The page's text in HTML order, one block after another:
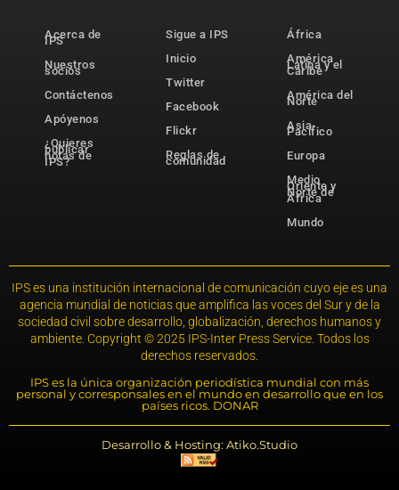
Acerca de
IPS
Nuestros
socios
Contáctenos
Apóyenos
¿Quieres
publicar
notas de
IPS?
Sigue a IPS
Inicio
Twitter
Facebook
Flickr
Reglas de
comunidad
África
América
Latina y el
Caribe
América del
Norte
Asia-
Pacífico
Europa
Medio
Oriente y
Norte de
África
Mundo
IPS es una institución internacional de comunicación cuyo eje es una
agencia mundial de noticias que amplifica las voces del Sur y de la
sociedad civil sobre desarrollo, globalización, derechos humanos y
ambiente. Copyright © 2025 IPS-Inter Press Service. Todos los
derechos reservados.
IPS es la única organización periodística mundial con más
personal y corresponsales en el mundo en desarrollo que en los
países ricos. DONAR
Desarrollo & Hosting: Atiko.Studio